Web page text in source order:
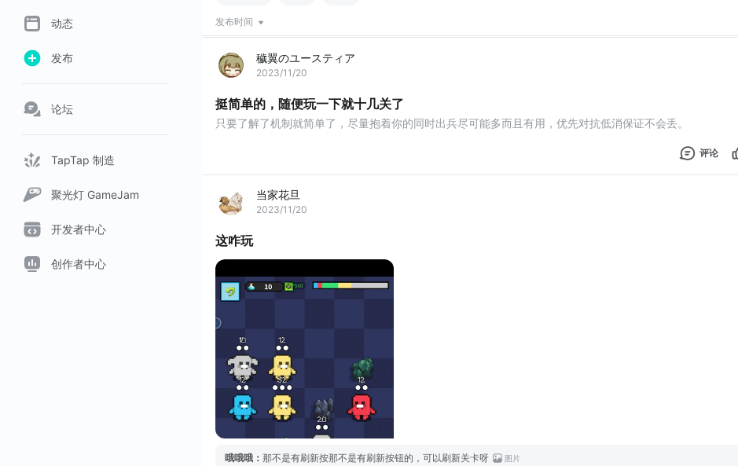
动态
发布
论坛
TapTap 制造
聚光灯 GameJam
开发者中心
创作者中心
发布时间
穢翼のユースティア
2023/11/20
挺简单的，随便玩一下就十几关了
只要了解了机制就简单了，尽量抱着你的同时出兵尽可能多而且有用，优先对抗低消保证不会丢。
评论
当家花旦
2023/11/20
这咋玩
哦哦哦： 那不是有刷新按那不是有刷新按钮的，可以刷新关卡呀 图片